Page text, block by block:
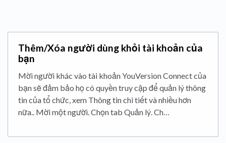
Thêm/Xóa người dùng khỏi tài khoản của
bạn
Mời người khác vào tài khoản YouVersion Connect của
bạn sẽ đảm bảo họ có quyền truy cập để quản lý thông
tin của tổ chức, xem Thông tin chi tiết và nhiều hơn
nữa.. Mời một người. Chọn tab Quản lý. Ch…